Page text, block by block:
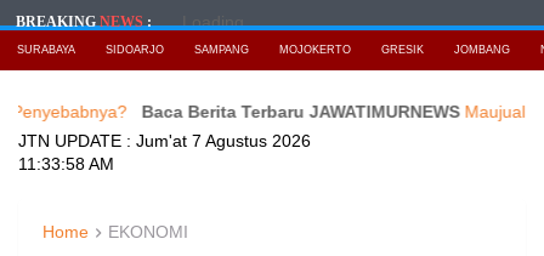
BREAKINGNEWS: Loading...
SURABAYA SIDOARJO SAMPANG MOJOKERTO GRESIK JOMBANG
Baca Berita Terbaru JAWATIMURNEWS Maujual Gandeng
JTN UPDATE : Jum'at 7 Agustus 2026
11:34:00 AM
Home EKONOMI